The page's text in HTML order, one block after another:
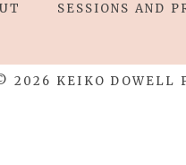
SESSIONS AND
2026 KEIKO DOWELL